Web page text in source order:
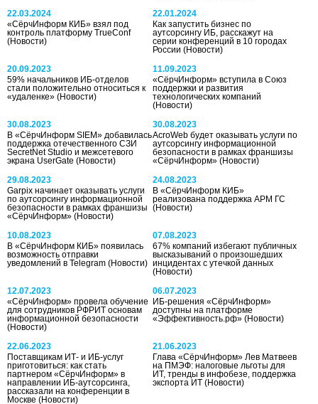
22.03.2024
«СёрчИнформ КИБ» взял под
контроль платформу TrueConf
(Новости)
22.01.2024
Как запустить бизнес по
аутсорсингу ИБ, расскажут на
серии конференций в 10 городах
России(Новости)
20.09.2023
59% начальников ИБ-отделов
стали положительно относиться к
«удаленке» (Новости)
11.09.2023
«СёрчИнформ» вступила в Союз
поддержки и развития
технологических компаний
(Новости)
30.08.2023
В «СёрчИнформ SIEM» добавилась
поддержка отечественного СЗИ
SecretNet Studio и межсетевого
экрана UserGate (Новости)
30.08.2023
AcroWeb будет оказывать услуги по
аутсорсингу информационной
безопасности в рамках франшизы
«СёрчИнформ»(Новости)
29.08.2023
Garpix начинает оказывать услуги
по аутсорсингу информационной
безопасности в рамках франшизы
«СёрчИнформ» (Новости)
24.08.2023
В «СёрчИнформ КИБ»
реализована поддержка АРМ ГС
(Новости)
10.08.2023
В «СёрчИнформ КИБ» появилась
возможность отправки
уведомлений в Telegram (Новости)
07.08.2023
67% компаний избегают публичных
высказываний о произошедших
инцидентах с утечкой данных
(Новости)
12.07.2023
«СёрчИнформ» провела обучение
для сотрудников РФРИТ основам
информационной безопасности
(Новости)
06.07.2023
ИБ-решения «СёрчИнформ»
доступны на платформе
«Эффективность.рф»(Новости)
22.06.2023
Поставщикам ИТ- и ИБ-услуг
приготовиться: как стать
партнером «СёрчИнформ» в
направлении ИБ-аутсорсинга,
рассказали на конференции в
Москве (Новости)
21.06.2023
Глава «СёрчИнформ» Лев Матвеев
на ПМЭФ: налоговые льготы для
ИТ, тренды в инфобезе, поддержка
экспорта ИТ(Новости)